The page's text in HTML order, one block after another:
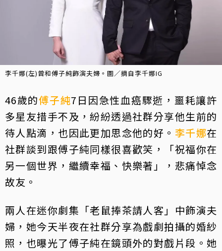
李千娜(左)曾和傅子純飾演夫婦。圖／摘自李千娜IG
46歲的傅子純7日因急性血癌驟逝，噩耗讓許
多星友措手不及，紛紛透過社群分享他生前的
待人點滴，也因此更加思念他的好。 李千娜在
社群談到跟傅子純同樣很喜歡笑，「祝福你在
另一個世界，繼續幸福、快樂著」，悲痛悼念
故友。
兩人在迷你劇集「老鼠捧茶請人客」中飾演夫
婦，她今天半夜在社群分享為戲劇拍攝的婚紗
照，也曝光了傅子純在鏡頭外的對戲片段。她